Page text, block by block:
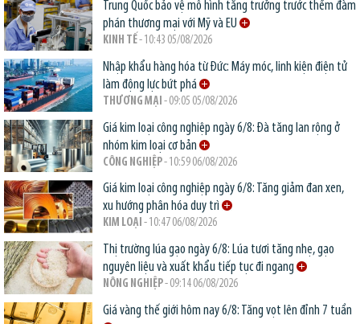
Trung Quốc bảo vệ mô hình tăng trưởng trước thềm đàm
phán thương mại với Mỹ và EU
KINH TẾ- 10:43 05/08/2026
Nhập khẩu hàng hóa từ Đức: Máy móc, linh kiện điện tử
làm động lực bứt phá
THƯƠNG MẠI - 09:05 05/08/2026
Giá kim loại công nghiệp ngày 6/8: Đà tăng lan rộng ở
nhóm kim loại cơ bản
CÔNG NGHIỆP- 10:59 06/08/2026
Giá kim loại công nghiệp ngày 6/8: Tăng giảm đan xen,
xu hướng phân hóa duy trì
KIM LOẠI - 10:47 06/08/2026
Thị trường lúa gạo ngày 6/8: Lúa tươi tăng nhẹ, gạo
nguyên liệu và xuất khẩu tiếp tục đi ngang
NÔNG NGHIỆP- 09:14 06/08/2026
Giá vàng thế giới hôm nay 6/8: Tăng vọt lên đỉnh 7 tuần